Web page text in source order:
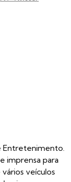
Entretenimento.
imprensa para
veículos